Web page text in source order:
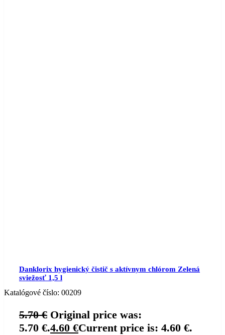
Danklorix hygienický čistič s aktívnym chlórom Zelená
sviežosť 1,5 l
Katalógové číslo: 00209
5.70€ Original price was:
5.70 €.4.60 €Current price is: 4.60 €.